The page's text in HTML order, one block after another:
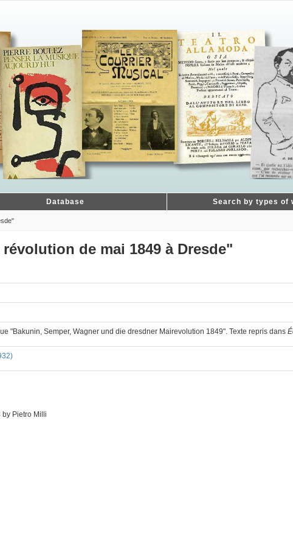
Database Search by types of
de mai 1849 à Dresde"
"Bakunin, Semper, Wagner und die dresdner Mairevolution 1849". Texte repris dans
by Pietro Milli